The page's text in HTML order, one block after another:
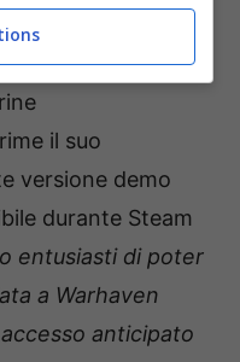
si affrontano in
per la supremazia
il suo
versione demo
durante Steam
entusiasti di poter
a Warhaven
anticipato